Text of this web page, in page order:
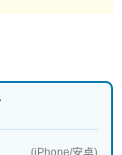
(iPhone/安卓)